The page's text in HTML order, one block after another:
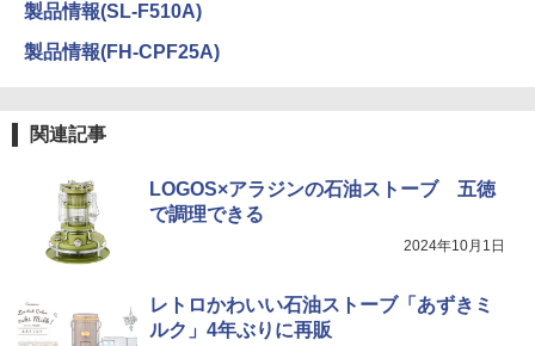
製品情報(SL-F510A)
製品情報(FH-CPF25A)
関連記事
LOGOS×アラジンの石油ストーブ 五徳
で調理できる
2024年10月1日
レトロかわいい石油ストーブ「あずきミ
ルク」4年ぶりに再販